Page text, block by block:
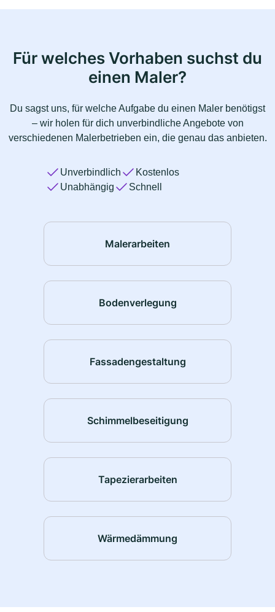
Für welches Vorhaben suchst du
einen Maler?
Du sagst uns, für welche Aufgabe du einen Maler benötigst
– wir holen für dich unverbindliche Angebote von
verschiedenen Malerbetrieben ein, die genau das anbieten.
Unverbindlich
Kostenlos
Unabhängig
Schnell
Malerarbeiten
Bodenverlegung
Fassadengestaltung
Schimmelbeseitigung
Tapezierarbeiten
Wärmedämmung